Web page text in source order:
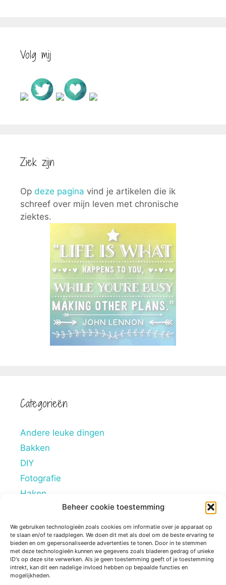
Beheer cookie toestemming
We gebruiken technologieën zoals cookies om informatie over je apparaat op
te slaan en/of te raadplegen. We doen dit met als doel om de beste ervaring te
bieden en om gepersonaliseerde advertenties te tonen. Door in te stemmen
met deze technologieën kunnen we gegevens zoals bladeren gedrag of unieke
ID's op deze site verwerken. Als je geen toestemming geeft of je toestemming
intrekt, kan dit een nadelige invloed hebben op bepaalde functies en
mogelijkheden.
Volg mij
Ziek zijn
Op deze pagina vind je artikelen die ik
schreef over mijn leven met chronische
ziektes.
Categorieën
Andere leuke dingen
Bakken
DIY
Fotografie
Haken
Lifestyle
Mindstyle
Overig
Persoonlijke blogs